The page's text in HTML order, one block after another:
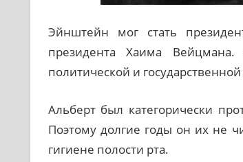
Эйнштейн мог стать
президента Хаима
политической и
Альберт был категорически
Поэтому долгие годы он их не
гигиене полости рта.